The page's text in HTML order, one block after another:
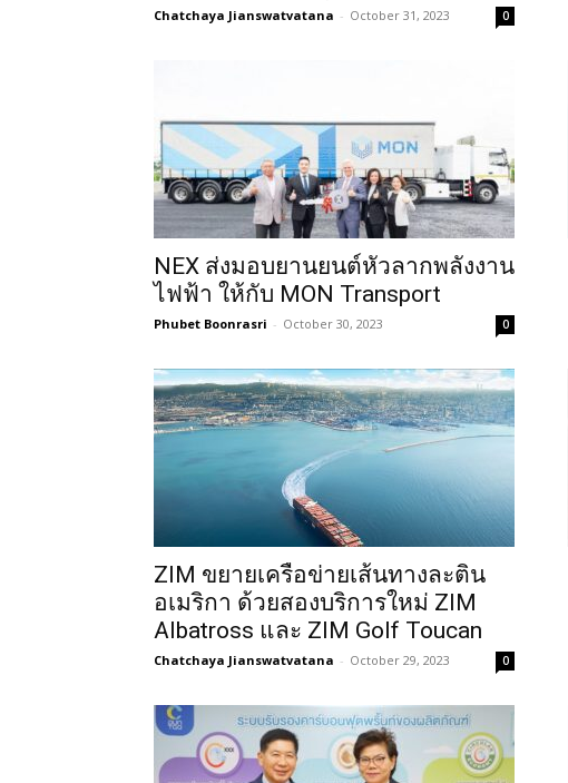
Chatchaya Jianswatvatana - October 31, 2023 0
NEX ส่งมอบยานยนต์หัวลากพลังงาน
ไฟฟ้า ให้กับ MON Transport
Phubet Boonrasri - October 30, 2023 0
ZIM ขยายเครือข่ายเส้นทางละติน
อเมริกา ด้วยสองบริการใหม่ ZIM
Albatross และ ZIM Golf Toucan
Chatchaya Jianswatvatana - October 29, 2023 0